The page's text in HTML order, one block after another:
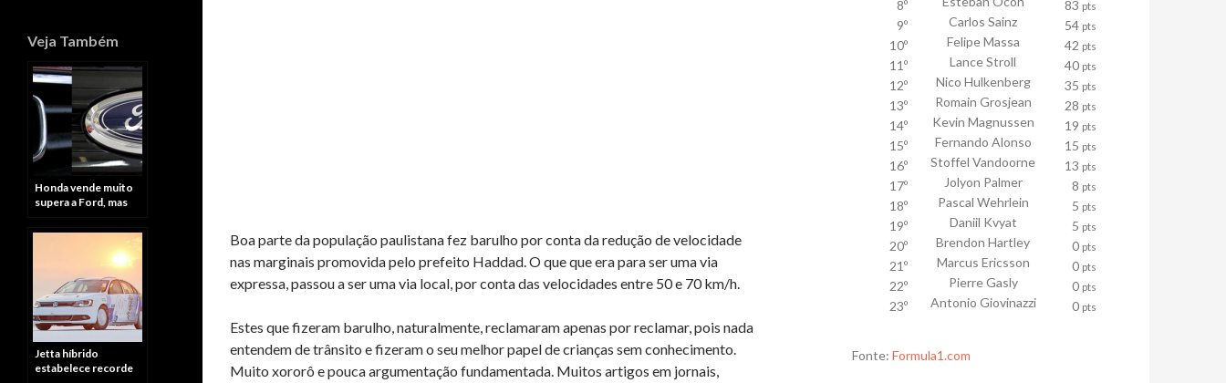
Boa parte da população paulistana fez barulho por conta da redução de velocidade
nas marginais promovida pelo prefeito Haddad. O que que era para ser uma via
expressa, passou a ser uma via local, por conta das velocidades entre 50 e 70 km/h.
Estes que fizeram barulho, naturalmente, reclamaram apenas por reclamar, pois nada
entendem de trânsito e fizeram o seu melhor papel de crianças sem conhecimento.
Muito xororô e pouca argumentação fundamentada. Muitos artigos em jornais,
8º 83 pts
9º Carlos Sainz 54 pts
10º Felipe Massa 42 pts
11º Lance Stroll 40 pts
12º Nico Hulkenberg 35 pts
13º Romain Grosjean 28 pts
14º Kevin Magnussen 19 pts
15º Fernando Alonso 15 pts
16º Stoffel Vandoorne 13 pts
17º Jolyon Palmer 8 pts
18º Pascal Wehrlein 5 pts
19º Daniil Kvyat 5 pts
20º Brendon Hartley 0 pts
21º Marcus Ericsson 0 pts
22º Pierre Gasly 0 pts
23º Antonio Giovinazzi 0 pts
Fonte: Formula1.com
Veja Também
Honda vende muito
supera a Ford, mas
São Paulo
Jetta híbrido
estabelece recorde